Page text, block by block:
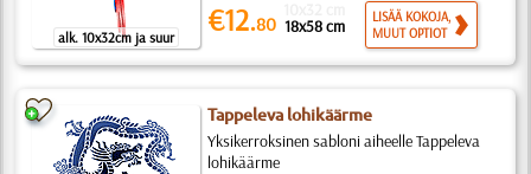
alk. 10x32cm ja suur €12.80 18x58 cm
LISÄÄ KOKOJA,
MUUT OPTIOT
Tappeleva lohikäärme
Yksikerroksinen sabloni aiheelle Tappeleva
lohikäärme